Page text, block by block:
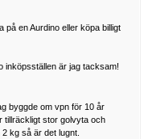
på en Aurdino eller köpa billigt
inköpsställen är jag tacksam!
byggde om vpn för 10 år
tillräckligt stor golvyta och
kg så är det lugnt.